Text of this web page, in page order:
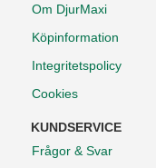
Om DjurMaxi
Köpinformation
Integritetspolicy
Cookies
KUNDSERVICE
Frågor & Svar